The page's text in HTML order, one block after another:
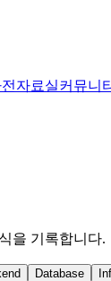
자료실커뮤니티
을 기록합니다.
Database